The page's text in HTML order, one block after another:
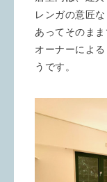
レンガの意匠
あってそのま
オーナーによ
うです。